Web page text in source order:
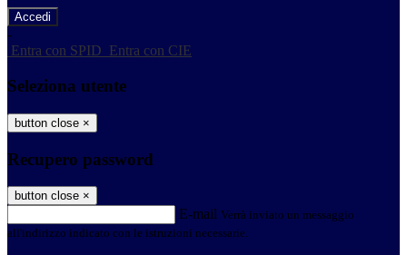
-
Entra con SPID Entra con CIE
Seleziona utente
button close ×
Recupero password
button close ×
E-mail Verrà inviato un messaggio
all'indirizzo indicato con le istruzioni necessarie.